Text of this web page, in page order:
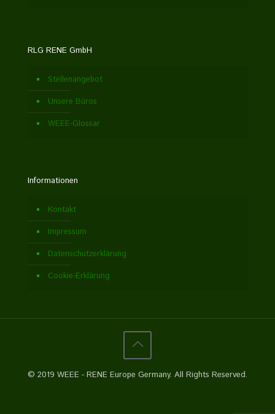
RLG RENE GmbH
Stellenangebot
Unsere Büros
WEEE-Glossar
Informationen
Kontakt
Impressum
Datenschutzerklärung
Cookie-Erklärung
© 2019 WEEE - RENE Europe Germany. All Rights Reserved.